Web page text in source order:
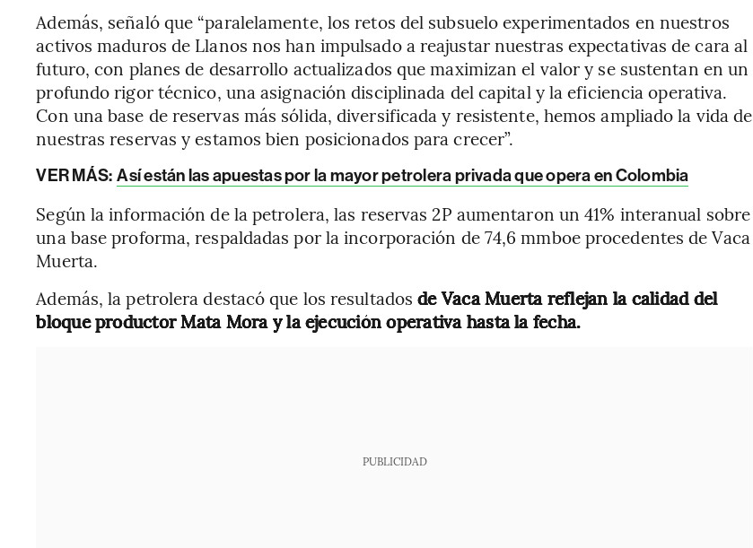
Además, señaló que “paralelamente, los retos del subsuelo experimentados en nuestros
activos maduros de Llanos nos han impulsado a reajustar nuestras expectativas de cara al
futuro, con planes de desarrollo actualizados que maximizan el valor y se sustentan en un
profundo rigor técnico, una asignación disciplinada del capital y la eficiencia operativa.
Con una base de reservas más sólida, diversificada y resistente, hemos ampliado la vida de
nuestras reservas y estamos bien posicionados para crecer”.
VER MÁS: Así están las apuestas por la mayor petrolera privada que opera en Colombia
Según la información de la petrolera, las reservas 2P aumentaron un 41% interanual sobre
una base proforma, respaldadas por la incorporación de 74,6 mmboe procedentes de Vaca
Muerta.
Además, la petrolera destacó que los resultadosde Vaca Muerta reflejan la calidad del
bloque productor Mata Mora y la ejecución operativa hasta la fecha.
PUBLICIDAD